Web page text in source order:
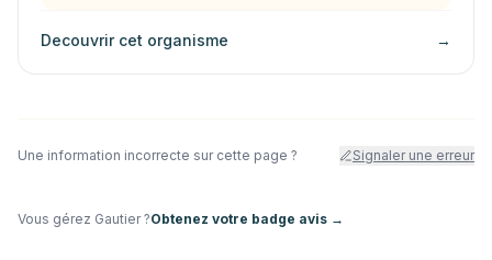
Decouvrir cet organisme →
Une information incorrecte sur cette page ? Signaler une erreur
Vous gérez Gautier?Obtenez votre badge avis →